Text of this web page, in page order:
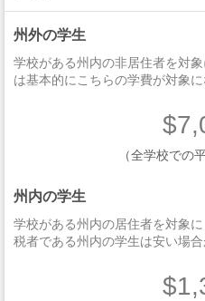
州外の学生
学校がある州内の非居住者を対
は基本的にこちらの学費が対象に
（全学校での
州内の学生
学校がある州内の居住者を対象
税者である州内の学生は安い場合